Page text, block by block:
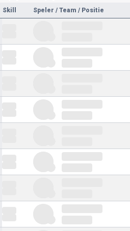
Skill
Speler / Team / Positie